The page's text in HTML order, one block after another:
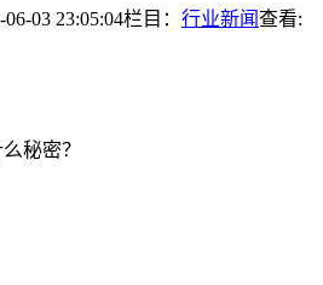
03 23:05:04栏目： 行业新闻查看:
秘密？